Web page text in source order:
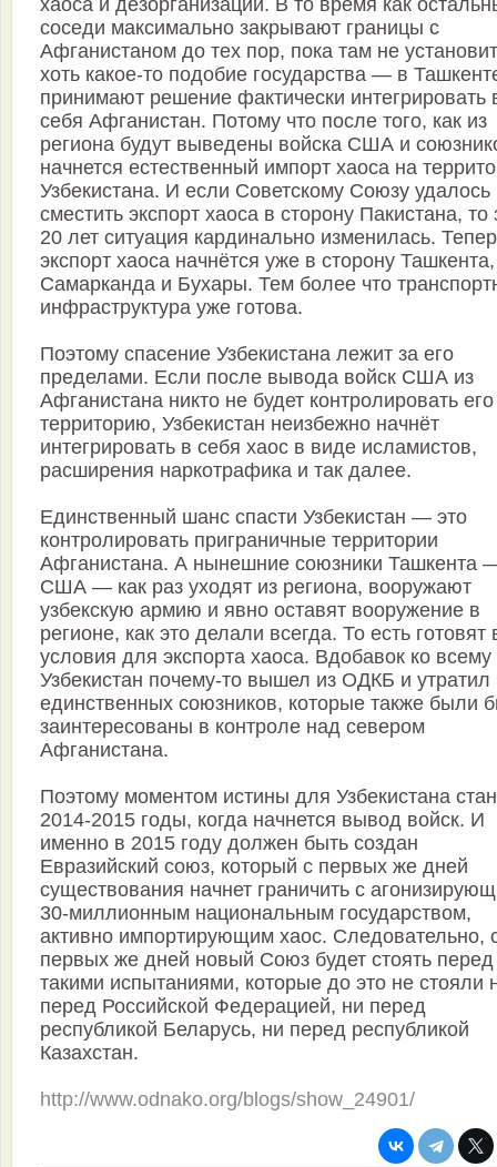
хаоса и дезорганизации. В то время как
соседи максимально закрывают границы с
Афганистаном до тех пор, пока там не
хоть какое-то подобие государства — в
принимают решение фактически интегрировать
себя Афганистан. Потому что после того, как из
региона будут выведены войска США и
начнется естественный импорт хаоса на
Узбекистана. И если Советскому Союзу удалось
сместить экспорт хаоса в сторону Пакистана, то
20 лет ситуация кардинально изменилась.
экспорт хаоса начнётся уже в сторону Ташкента,
Самарканда и Бухары. Тем более что
инфраструктура уже готова.
Поэтому спасение Узбекистана лежит за его
пределами. Если после вывода войск США из
Афганистана никто не будет контролировать его
территорию, Узбекистан неизбежно начнёт
интегрировать в себя хаос в виде исламистов,
расширения наркотрафика и так далее.
Единственный шанс спасти Узбекистан — это
контролировать приграничные территории
Афганистана. А нынешние союзники Ташкента
США — как раз уходят из региона, вооружают
узбекскую армию и явно оставят вооружение в
регионе, как это делали всегда. То есть готовят
условия для экспорта хаоса. Вдобавок ко всему
Узбекистан почему-то вышел из ОДКБ и утратил
единственных союзников, которые также были
заинтересованы в контроле над севером
Афганистана.
Поэтому моментом истины для Узбекистана
2014-2015 годы, когда начнется вывод войск. И
именно в 2015 году должен быть создан
Евразийский союз, который с первых же дней
существования начнет граничить с
30-миллионным национальным государством,
активно импортирующим хаос. Следовательно,
первых же дней новый Союз будет стоять перед
такими испытаниями, которые до это не стояли
перед Российской Федерацией, ни перед
республикой Беларусь, ни перед республикой
Казахстан.
http://www.odnako.org/blogs/show_24901/